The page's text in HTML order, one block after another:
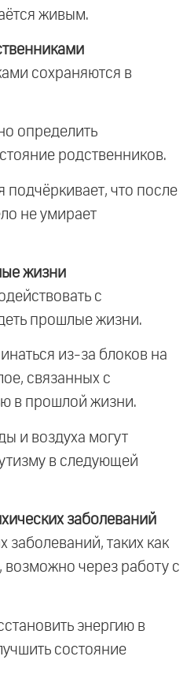
живым.
сохраняются в
определить
родственников.
подчёркивает, что после
не умирает
жизни
с
прошлые жизни.
из-за блоков на
связанных с
в прошлой жизни.
и воздуха могут
в следующей
заболеваний
заболеваний, таких как
через работу с
энергию в
состояние